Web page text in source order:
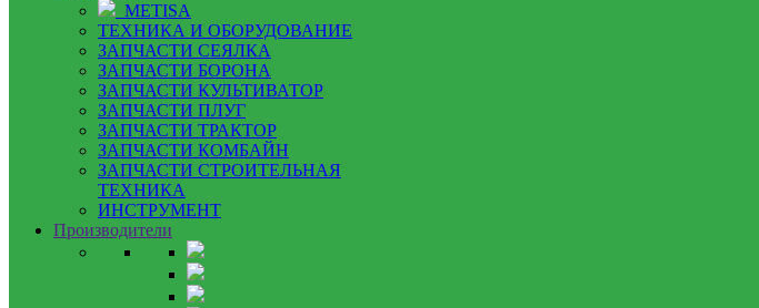
METISA
ТЕХНИКА И ОБОРУДОВАНИЕ
ЗАПЧАСТИ СЕЯЛКА
ЗАПЧАСТИ БОРОНА
ЗАПЧАСТИ КУЛЬТИВАТОР
ЗАПЧАСТИ ПЛУГ
ЗАПЧАСТИ ТРАКТОР
ЗАПЧАСТИ КОМБАЙН
ЗАПЧАСТИ СТРОИТЕЛЬНАЯ
ТЕХНИКА
ИНСТРУМЕНТ
Производители